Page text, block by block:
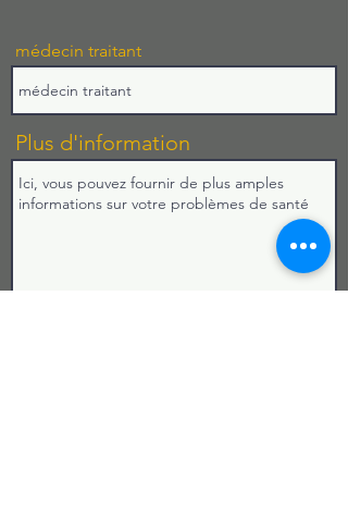
médecin traitant
Plus d'information